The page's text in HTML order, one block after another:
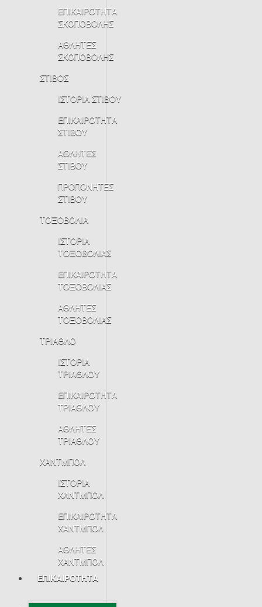
ΕΠΙΚΑΙΡΟΤΗΤΑ
ΣΚΟΠΟΒΟΛΗΣ
ΑΘΛΗΤΕΣ
ΣΚΟΠΟΒΟΛΗΣ
ΣΤΙΒΟΣ
ΙΣΤΟΡΙΑ ΣΤΙΒΟΥ
ΕΠΙΚΑΙΡΟΤΗΤΑ
ΣΤΙΒΟΥ
ΑΘΛΗΤΕΣ
ΣΤΙΒΟΥ
ΠΡΟΠΟΝΗΤΕΣ
ΣΤΙΒΟΥ
ΤΟΞΟΒΟΛΙΑ
ΙΣΤΟΡΙΑ
ΤΟΞΟΒΟΛΙΑΣ
ΕΠΙΚΑΙΡΟΤΗΤΑ
ΤΟΞΟΒΟΛΙΑΣ
ΑΘΛΗΤΕΣ
ΤΟΞΟΒΟΛΙΑΣ
ΤΡΙΑΘΛΟ
ΙΣΤΟΡΙΑ
ΤΡΙΑΘΛΟΥ
ΕΠΙΚΑΙΡΟΤΗΤΑ
ΤΡΙΑΘΛΟΥ
ΑΘΛΗΤΕΣ
ΤΡΙΑΘΛΟΥ
ΧΑΝΤΜΠΟΛ
ΙΣΤΟΡΙΑ
ΧΑΝΤΜΠΟΛ
ΕΠΙΚΑΙΡΟΤΗΤΑ
ΧΑΝΤΜΠΟΛ
ΑΘΛΗΤΕΣ
ΧΑΝΤΜΠΟΛ
ΕΠΙΚΑΙΡΟΤΗΤΑ